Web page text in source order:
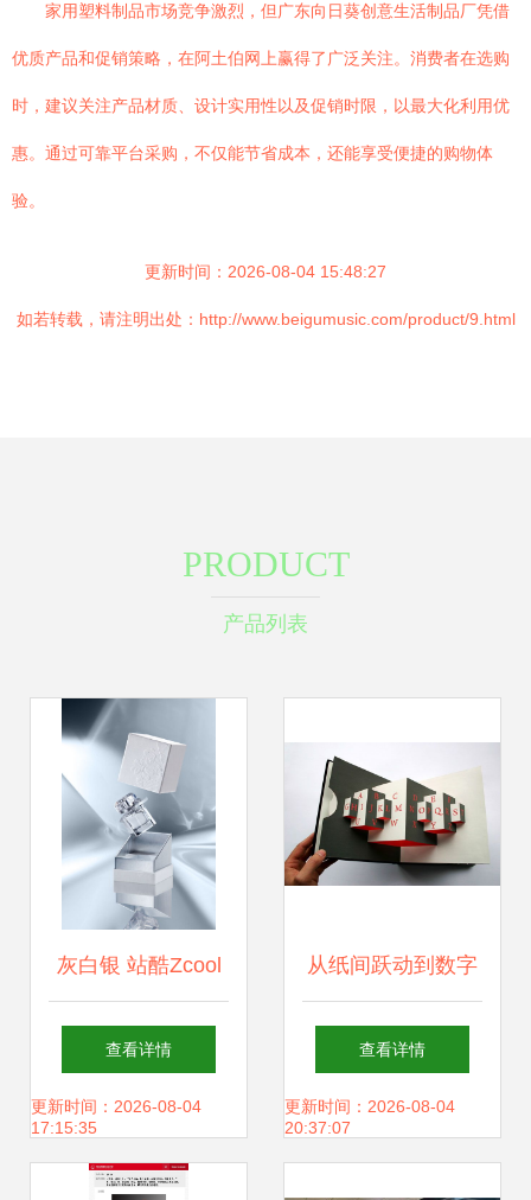
家用塑料制品市场竞争激烈，但广东向日葵创意生活制品厂凭借
优质产品和促销策略，在阿土伯网上赢得了广泛关注。消费者在选购
时，建议关注产品材质、设计实用性以及促销时限，以最大化利用优
惠。通过可靠平台采购，不仅能节省成本，还能享受便捷的购物体
验。
更新时间：2026-08-04 15:48:27
如若转载，请注明出处：http://www.beigumusic.com/product/9.html
PRODUCT
产品列表
灰白银 站酷Zcool
平台上的创意设计
宝藏
查看详情
更新时间：2026-08-04
17:15:35
从纸间跃动到数字
空间 创意书籍设计
在网站建设中的动
查看详情
更新时间：2026-08-04
20:37:07